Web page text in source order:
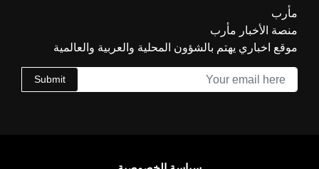
مأرب
منصة الأخبار مأرب
موقع اخباري يهتم بالشؤون المحلية والعربية والعالمية
Submit